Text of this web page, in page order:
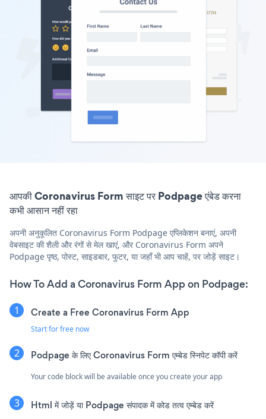
आपकी Coronavirus Form साइट पर Podpage एंबेड करना
कभी आसान नहीं रहा
अपनी अनुकूलित Coronavirus Form Podpage एप्लिकेशन बनाएं, अपनी
वेबसाइट की शैली और रंगों से मेल खाएं, और Coronavirus Form अपने
Podpage पृष्ठ, पोस्ट, साइडबार, फुटर, या जहाँ भी आप चाहें, पर जोड़ें साइट।
How To Add a Coronavirus Form App on Podpage:
Create a Free Coronavirus Form App
Start for free now
Podpage के लिए Coronavirus Form एम्बेड स्निपेट कॉपी करें
Your code block will be available once you create your app
Html में जोड़ें या Podpage संपादक में कोड तत्व एम्बेड करें